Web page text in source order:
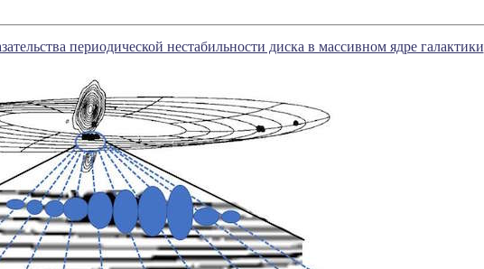
периодической нестабильности диска в массивном ядре галактики